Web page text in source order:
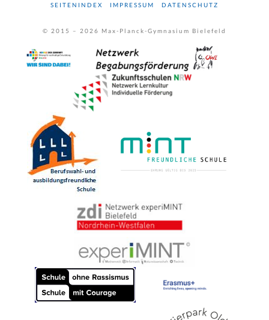
SEITENINDEX IMPRESSUM DATENSCHUTZ
© 2015 – 2026 Max-Planck-Gymnasium Bielefeld